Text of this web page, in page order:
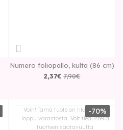
Numero foliopallo, kulta (86 cm)
2,37€ 7,90€
Voih! Tämä tuote on tilapäisesti
loppu varastosta. Voit tiedustella
tuotteen saatavuutta
-70%